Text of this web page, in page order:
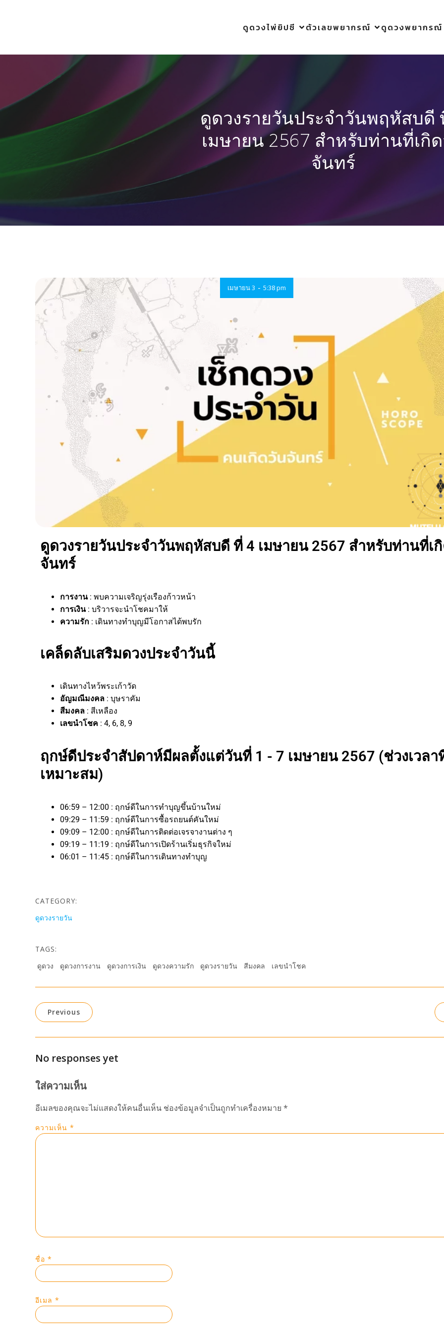
ดูดวงไพ่ยิปซี ตัวเลขพยากรณ์ ดูดวงพยากรณ์
ดูดวงรายวันประจำวันพฤหัสบดี
เมษายน 2567 สำหรับท่านที่เกิ
จันทร์
เมษายน 3 - 5:38 pm
ดูดวงรายวันประจำวันพฤหัสบดี ที่ 4 เมษายน 2567 สำหรับท่านที่เ
จันทร์
การงาน: พบความเจริญรุ่งเรืองก้าวหน้า
การเงิน: บริวารจะนำโชคมาให้
ความรัก : เดินทางทำบุญมีโอกาสได้พบรัก
เคล็ดลับเสริมดวงประจำวันนี้
เดินทางไหว้พระเก้าวัด
อัญมณีมงคล : บุษราคัม
สีมงคล : สีเหลือง
เลขนำโชค : 4, 6, 8, 9
ฤกษ์ดีประจำสัปดาห์มีผลตั้งแต่วันที่ 1 - 7 เมษายน 2567 (ช่วงเวลา
เหมาะสม)
06:59 – 12:00 : ฤกษ์ดีในการทำบุญขึ้นบ้านใหม่
09:29 – 11:59 : ฤกษ์ดีในการซื้อรถยนต์คันใหม่
09:09 – 12:00 : ฤกษ์ดีในการติดต่อเจรจางานต่าง ๆ
09:19 – 11:19 : ฤกษ์ดีในการเปิดร้านเริ่มธุรกิจใหม่
06:01 – 11:45 : ฤกษ์ดีในการเดินทางทำบุญ
CATEGORY:
ดูดวงรายวัน
TAGS:
ดูดวง
ดูดวงการงาน ดูดวงการเงิน ดูดวงความรัก ดูดวงรายวัน สีมงคล เลขนำโชค
Previous
No responses yet
ใส่ความเห็น
อีเมลของคุณจะไม่แสดงให้คนอื่นเห็น ช่องข้อมูลจำเป็นถูกทำเครื่องหมาย *
ความเห็น *
ชื่อ *
อีเมล *